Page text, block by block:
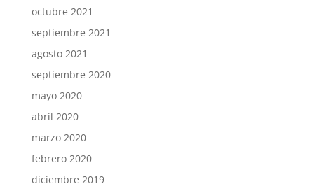
octubre 2021
septiembre 2021
agosto 2021
septiembre 2020
mayo 2020
abril 2020
marzo 2020
febrero 2020
diciembre 2019